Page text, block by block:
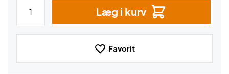
Læg i kurv
Favorit